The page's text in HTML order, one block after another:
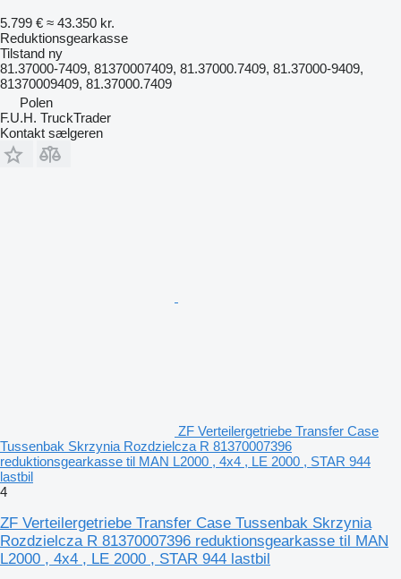
5.799 € ≈ 43.350 kr.
Reduktionsgearkasse
Tilstand ny
81.37000-7409, 81370007409, 81.37000.7409, 81.37000-9409,
81370009409, 81.37000.7409
Polen
F.U.H. TruckTrader
Kontakt sælgeren
ZF Verteilergetriebe Transfer Case
Tussenbak Skrzynia Rozdzielcza R 81370007396
reduktionsgearkasse til MAN L2000 , 4x4 , LE 2000 , STAR 944
lastbil
4
ZF Verteilergetriebe Transfer Case Tussenbak Skrzynia
Rozdzielcza R 81370007396 reduktionsgearkasse til MAN
L2000 , 4x4 , LE 2000 , STAR 944 lastbil